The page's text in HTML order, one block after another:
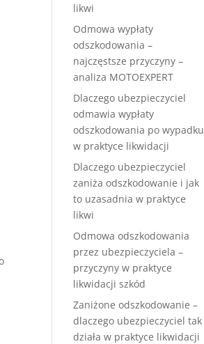
likwi
Odmowa wypłaty
odszkodowania –
najczęstsze przyczyny –
analiza MOTOEXPERT
Dlaczego ubezpieczyciel
odmawia wypłaty
odszkodowania po wypadku
w praktyce likwidacji
Dlaczego ubezpieczyciel
zaniża odszkodowanie i jak
to uzasadnia w praktyce
likwi
Odmowa odszkodowania
przez ubezpieczyciela –
przyczyny w praktyce
likwidacji szkód
Zaniżone odszkodowanie –
dlaczego ubezpieczyciel tak
działa w praktyce likwidacji